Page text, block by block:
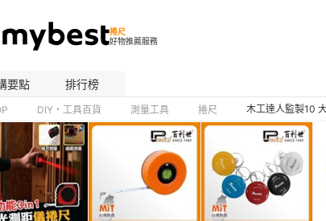
捲尺
好物推薦服務
要點 排行榜
DIY・工具百貨 測量工具 捲尺 木工達人監製10